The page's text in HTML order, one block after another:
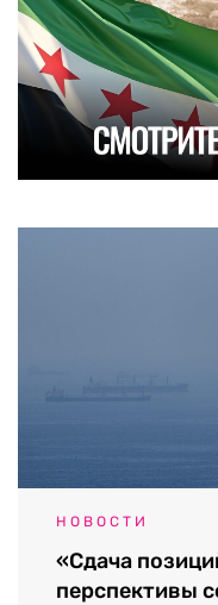
НОВОСТИ
«Сдача
перспективы